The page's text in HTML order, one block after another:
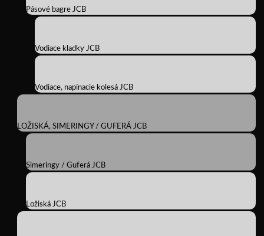
Pásové bagre JCB
Vodiace kladky JCB
Vodiace, napínacie kolesá JCB
LOŽISKÁ, SIMERINGY / GUFERÁ JCB
Simeringy / Guferá JCB
Ložiská JCB